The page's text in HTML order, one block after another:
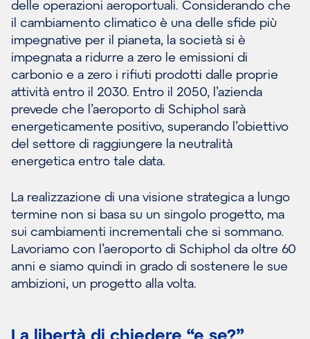
delle operazioni aeroportuali. Considerando che
il cambiamento climatico è una delle sfide più
impegnative per il pianeta, la società si è
impegnata a ridurre a zero le emissioni di
carbonio e a zero i rifiuti prodotti dalle proprie
attività entro il 2030. Entro il 2050, l’azienda
prevede che l’aeroporto di Schiphol sarà
energeticamente positivo, superando l’obiettivo
del settore di raggiungere la neutralità
energetica entro tale data.
La realizzazione di una visione strategica a lungo
termine non si basa su un singolo progetto, ma
sui cambiamenti incrementali che si sommano.
Lavoriamo con l’aeroporto di Schiphol da oltre 60
anni e siamo quindi in grado di sostenere le sue
ambizioni, un progetto alla volta.
La libertà di chiedere “e se?”